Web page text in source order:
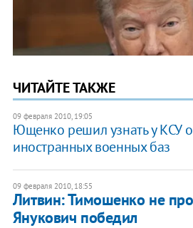
ЧИТАЙТЕ ТАКЖЕ
09 февраля 2010, 19:05
Ющенко решил узнать у КСУ
иностранных военных баз
09 февраля 2010, 18:55
Литвин: Тимошенко не
Янукович победил